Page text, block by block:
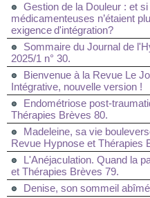
Gestion de la Douleur : et
médicamenteuses n’étaient
exigence d'intégration?
Sommaire du Journal de
2025/1 n° 30.
Bienvenue à la Revue Le
Intégrative, nouvelle version !
Endométriose post-
Thérapies Brèves 80.
Madeleine, sa vie
Revue Hypnose et Thérapies
L'Anéjaculation. Quand la
et Thérapies Brèves 79.
Denise, son sommeil